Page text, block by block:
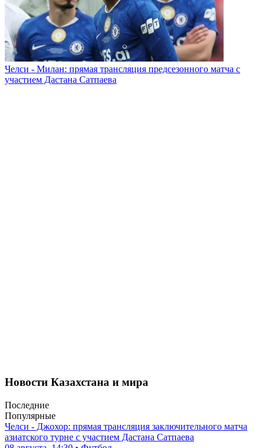
Челси - Милан: прямая трансляция предсезонного матча с
участием Дастана Сатпаева
Новости Казахстана и мира
Последние
Популярные
Челси - Джохор: прямая трансляция заключительного матча
азиатского турне с участием Дастана Сатпаева